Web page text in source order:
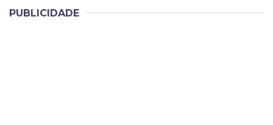
PUBLICIDADE